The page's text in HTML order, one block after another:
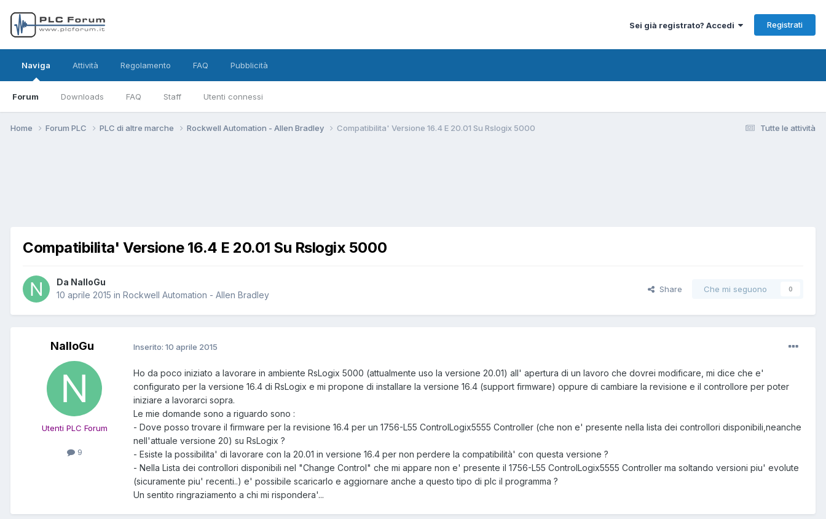
Sei già registrato? Accedi Registrati
Naviga
Forum Downloads FAQ Staff Utenti connessi
Attività Regolamento FAQ Pubblicità
Tutte le attività
Home Forum PLC PLC di altre marche Rockwell Automation - Allen Bradley Compatibilita' Versione 16.4 E 20.01 Su Rslogix 5000
Compatibilita' Versione 16.4 E 20.01 Su Rslogix 5000
Da NalloGu
10 aprile 2015 in Rockwell Automation - Allen Bradley
Share Che mi seguono 0
NalloGu
Utenti PLC Forum
9
Inserito: 10 aprile 2015
Ho da poco iniziato a lavorare in ambiente RsLogix 5000 (attualmente uso la versione 20.01) all' apertura di un lavoro che dovrei modificare, mi dice che e'
configurato per la versione 16.4 di RsLogix e mi propone di installare la versione 16.4 (support firmware) oppure di cambiare la revisione e il controllore per poter
iniziare a lavorarci sopra.
Le mie domande sono a riguardo sono :
- Dove posso trovare il firmware per la revisione 16.4 per un 1756-L55 ControlLogix5555 Controller (che non e' presente nella lista dei controllori disponibili,neanche
nell'attuale versione 20) su RsLogix ?
- Esiste la possibilita' di lavorare con la 20.01 in versione 16.4 per non perdere la compatibilità' con questa versione ?
- Nella Lista dei controllori disponibili nel "Change Control" che mi appare non e' presente il 1756-L55 ControlLogix5555 Controller ma soltando versioni piu' evolute
(sicuramente piu' recenti..) e' possibile scaricarlo e aggiornare anche a questo tipo di plc il programma ?
Un sentito ringraziamento a chi mi rispondera'...